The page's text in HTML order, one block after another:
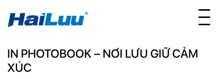
IN PHOTOBOOK – NƠI LƯU GIỮ CẢM
XÚC